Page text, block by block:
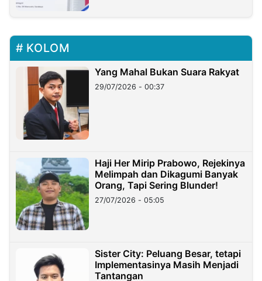
KOLOM
Yang Mahal Bukan Suara Rakyat
29/07/2026 - 00:37
Haji Her Mirip Prabowo, Rejekinya
Melimpah dan Dikagumi Banyak
Orang, Tapi Sering Blunder!
27/07/2026 - 05:05
Sister City: Peluang Besar, tetapi
Implementasinya Masih Menjadi
Tantangan